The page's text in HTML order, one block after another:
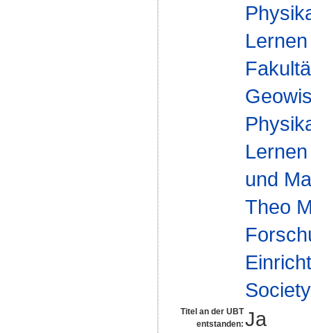
Lernen
Lernen
und
Theo
Society
Titel an der UBT
entstanden: Ja